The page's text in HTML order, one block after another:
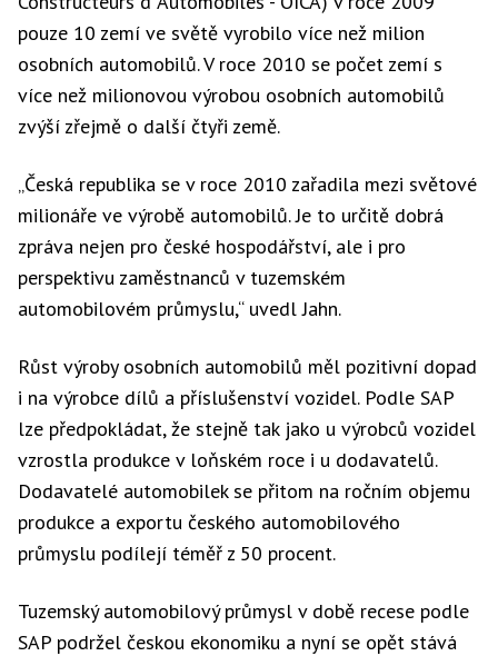
pouze 10 zemí ve světě vyrobilo více než milion
osobních automobilů. V roce 2010 se počet zemí s
více než milionovou výrobou osobních automobilů
zvýší zřejmě o další čtyři země.
„Česká republika se v roce 2010 zařadila mezi světové
milionáře ve výrobě automobilů. Je to určitě dobrá
zpráva nejen pro české hospodářství, ale i pro
perspektivu zaměstnanců v tuzemském
automobilovém průmyslu,“ uvedl Jahn.
Růst výroby osobních automobilů měl pozitivní dopad
i na výrobce dílů a příslušenství vozidel. Podle SAP
lze předpokládat, že stejně tak jako u výrobců vozidel
vzrostla produkce v loňském roce i u dodavatelů.
Dodavatelé automobilek se přitom na ročním objemu
produkce a exportu českého automobilového
průmyslu podílejí téměř z 50 procent.
Tuzemský automobilový průmysl v době recese podle
SAP podržel českou ekonomiku a nyní se opět stává